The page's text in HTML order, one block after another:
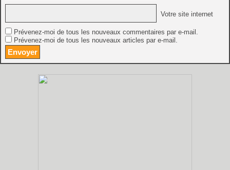
Votre site internet
Prévenez-moi de tous les nouveaux commentaires par e-mail.
Prévenez-moi de tous les nouveaux articles par e-mail.